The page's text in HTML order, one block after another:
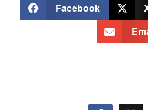
Facebook